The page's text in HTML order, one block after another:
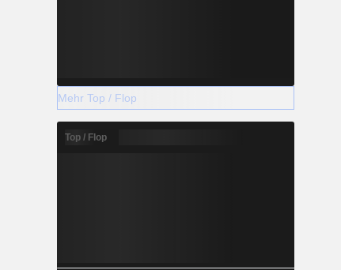
Mehr Top / Flop
Top / Flop